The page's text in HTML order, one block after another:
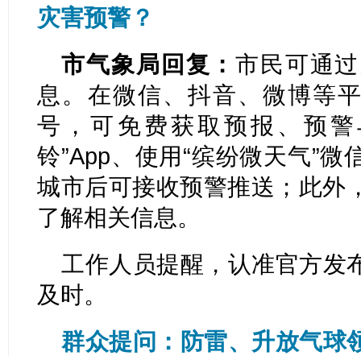
灾害预警？
市气象局回复：市民可通
息。在微信、抖音、微博等
号，可免费获取预报、预
铃”App、使用“缤纷微天气”
城市后可接收预警推送；此外
了解相关信息。
工作人员提醒，认准官方发
及时。
群众提问：防雷、升放气球